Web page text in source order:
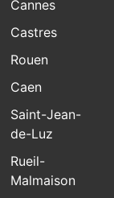
Cannes
Castres
Rouen
Caen
Saint-Jean-
de-Luz
Rueil-
Malmaison